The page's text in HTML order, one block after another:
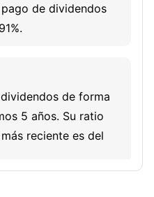
it serves
de dividendos
de forma
5 años. Su ratio
reciente es del